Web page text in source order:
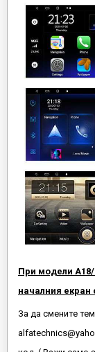
При модели
началния
За да смените